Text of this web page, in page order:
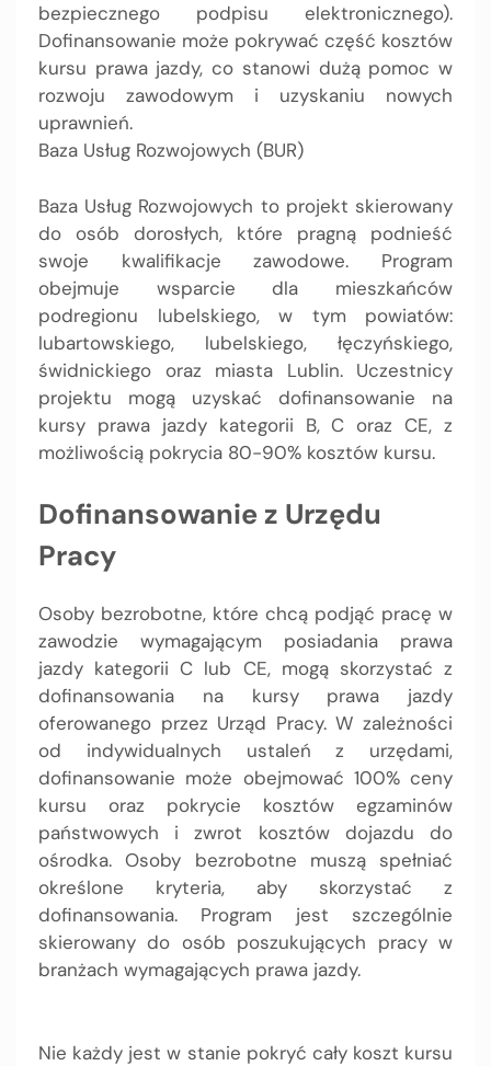
bezpiecznego podpisu elektronicznego).
Dofinansowanie może pokrywać część kosztów
kursu prawa jazdy, co stanowi dużą pomoc w
rozwoju zawodowym i uzyskaniu nowych
uprawnień.
Baza Usług Rozwojowych (BUR)
Baza Usług Rozwojowych to projekt skierowany
do osób dorosłych, które pragną podnieść
swoje kwalifikacje zawodowe. Program
obejmuje wsparcie dla mieszkańców
podregionu lubelskiego, w tym powiatów:
lubartowskiego, lubelskiego, łęczyńskiego,
świdnickiego oraz miasta Lublin. Uczestnicy
projektu mogą uzyskać dofinansowanie na
kursy prawa jazdy kategorii B, C oraz CE, z
możliwością pokrycia 80-90% kosztów kursu.
Dofinansowanie z Urzędu
Pracy
Osoby bezrobotne, które chcą podjąć pracę w
zawodzie wymagającym posiadania prawa
jazdy kategorii C lub CE, mogą skorzystać z
dofinansowania na kursy prawa jazdy
oferowanego przez Urząd Pracy. W zależności
od indywidualnych ustaleń z urzędami,
dofinansowanie może obejmować 100% ceny
kursu oraz pokrycie kosztów egzaminów
państwowych i zwrot kosztów dojazdu do
ośrodka. Osoby bezrobotne muszą spełniać
określone kryteria, aby skorzystać z
dofinansowania. Program jest szczególnie
skierowany do osób poszukujących pracy w
branżach wymagających prawa jazdy.
Nie każdy jest w stanie pokryć cały koszt kursu